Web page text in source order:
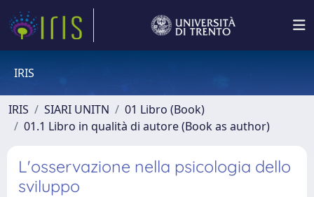
IRIS
IRIS SIARI UNITN
01 Libro (Book)
01.1 Libro in qualità di autore (Book as author)
L'osservazione nella psicologia dello
sviluppo